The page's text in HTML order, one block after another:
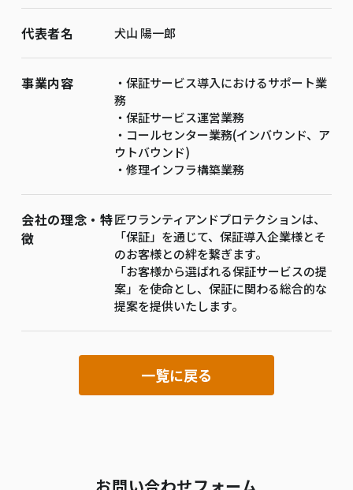
代表者名 犬山 陽一郎
事業内容
・保証サービス導入におけるサポート業
務
・保証サービス運営業務
・コールセンター業務(インバウンド、ア
ウトバウンド)
・修理インフラ構築業務
会社の理念・特
徴
匠ワランティアンドプロテクションは、
「保証」を通じて、保証導入企業様とそ
のお客様との絆を繋ぎます。
「お客様から選ばれる保証サービスの提
案」を使命とし、保証に関わる総合的な
提案を提供いたします。
一覧に戻る